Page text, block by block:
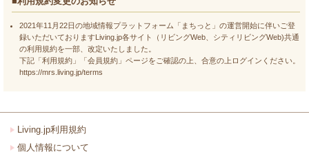
2021年11月22日の地域情報プラットフォーム「まちっと」の運営開始に伴いご登
録いただいておりますLiving.jp各サイト（リビングWeb、シティリビングWeb)共通
の利用規約を一部、改定いたしました。
下記「利用規約」「会員規約」ページをご確認の上、合意の上ログインください。
https://mrs.living.jp/terms
Living.jp利用規約
個人情報について